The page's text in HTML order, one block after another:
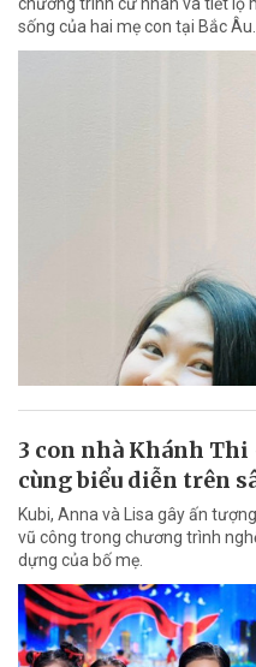
sống của hai mẹ con tại Bắc Âu.
3 con nhà Khánh
cùng biểu diễn trên
Kubi, Anna và Lisa gây ấn
vũ công trong chương trình
dựng của bố mẹ.